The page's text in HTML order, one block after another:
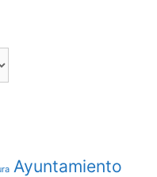
Ayuntamiento